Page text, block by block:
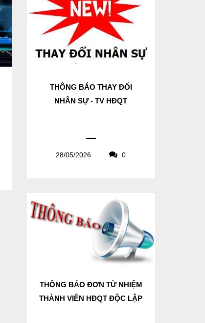
THÔNG BÁO THAY ĐỔI
NHÂN SỰ - TV HĐQT
28/05/2026 0
THÔNG BÁO ĐƠN TỪ NHIỆM
THÀNH VIÊN HĐQT ĐỘC LẬP